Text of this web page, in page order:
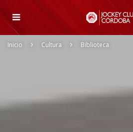
Inicio Cultura Biblioteca